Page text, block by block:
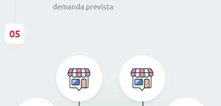
demanda prevista
05